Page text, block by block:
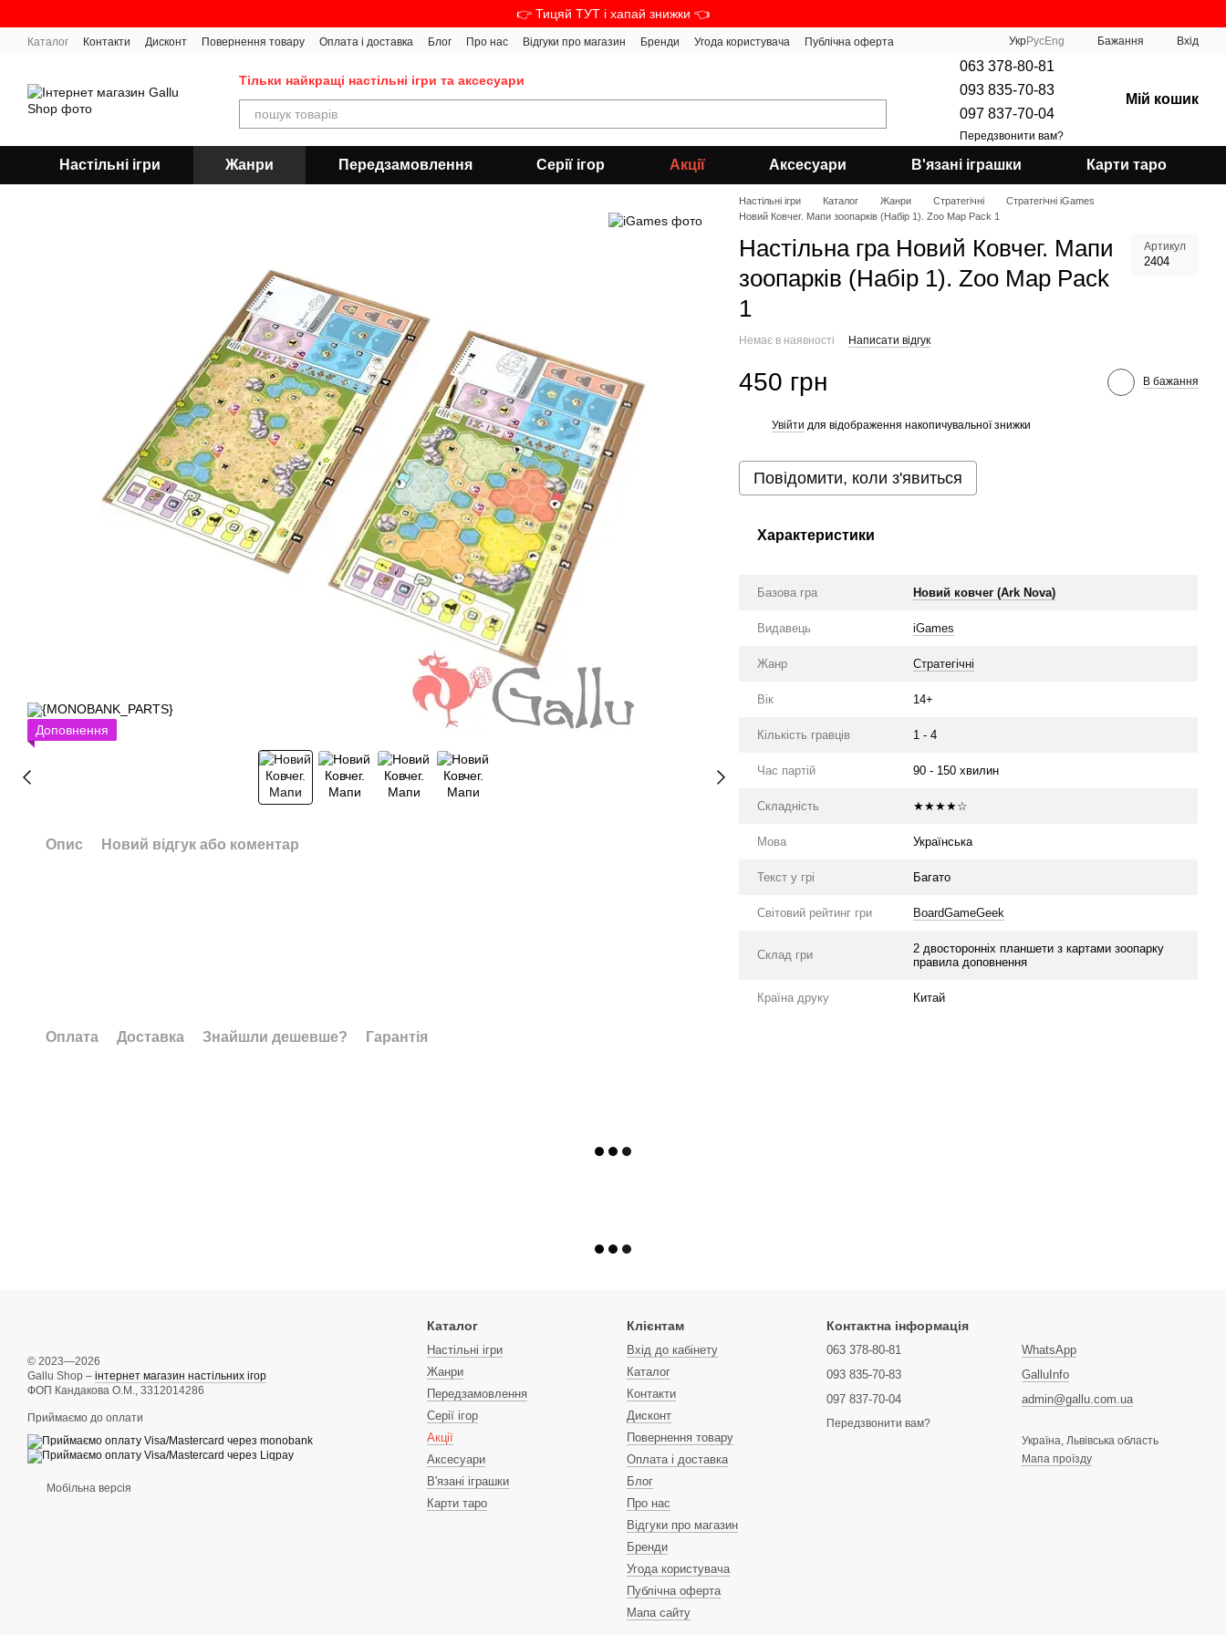
👉 Тицяй ТУТ і хапай знижки 👈
Каталог Контакти Дисконт Повернення товару Оплата і доставка Блог Про нас Відгуки про магазин Бренди Угода користувача Публічна оферта УкрРусEng Бажання Вхід
Тільки найкращі настільні ігри та аксесуари
063 378-80-81
093 835-70-83
097 837-70-04
Передзвонити вам?
Мій кошик
Настільні ігри Жанри Передзамовлення Серії ігор Акції Аксесуари В'язані іграшки Карти таро
Доповнення
Опис Новий відгук або коментар
Настільні ігри Каталог Жанри Стратегічні
Стратегічні iGames
Новий Ковчег. Мапи зоопарків (Набір 1). Zoo Map Pack 1
Настільна гра Новий Ковчег. Мапи
зоопарків (Набір 1). Zoo Map Pack
1
Артикул
2404
Немає в наявності Написати відгук
450 грн В бажання
Увійти для відображення накопичувальної знижки
Повідомити, коли з'явиться
Характеристики
Базова гра Новий ковчег (Ark Nova)
Видавець iGames
Жанр Стратегічні
Вік 14+
Кількість гравців 1 - 4
Час партій 90 - 150 хвилин
Складність ★★★★☆
Мова Українська
Текст у грі Багато
Світовий рейтинг гри BoardGameGeek
Склад гри
2 двосторонніх планшети з картами зоопарку
правила доповнення
Країна друку Китай
Оплата Доставка Знайшли дешевше? Гарантія
© 2023—2026
Gallu Shop – інтернет магазин настільних ігор
ФОП Кандакова О.М., 3312014286
Приймаємо до оплати
Мобільна версія
Каталог
Настільні ігри
Жанри
Передзамовлення
Серії ігор
Акції
Аксесуари
В'язані іграшки
Карти таро
Клієнтам
Вхід до кабінету
Каталог
Контакти
Дисконт
Повернення товару
Оплата і доставка
Блог
Про нас
Відгуки про магазин
Бренди
Угода користувача
Публічна оферта
Мапа сайту
Контактна інформація
063 378-80-81
093 835-70-83
097 837-70-04
Передзвонити вам?
WhatsApp
GalluInfo
admin@gallu.com.ua
Україна, Львівська область
Мапа проїзду